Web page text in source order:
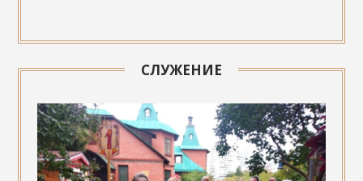
СЛУЖЕНИЕ